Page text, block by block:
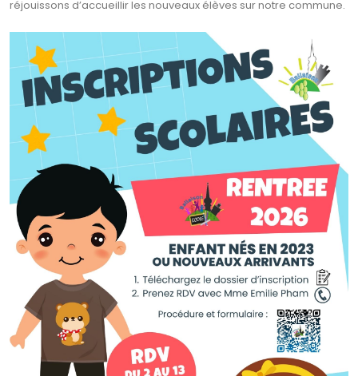
réjouissons d’accueillir les nouveaux élèves sur notre commune.